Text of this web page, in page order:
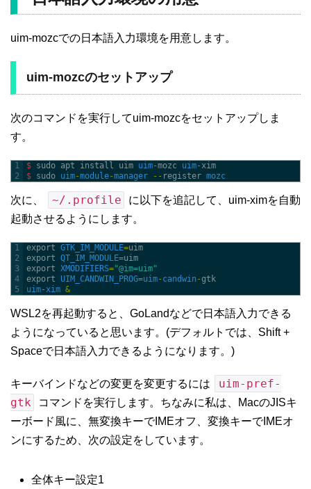
uim-mozcでの日本語入力環境を用意します。
uim-mozcのセットアップ
次のコマンドを実行してuim-mozcをセットアップしま
す。
1
2
$ sudo apt install uim uim-mozc uim- xim
$ sudo uim-module-manager -- register mozc
次に、 ~/.profile
に以下を追記して、uim-ximを自動
起動させるようにします。
1
2
3
4
5
export GTK_IM_MODULE=uim
export QT_IM_MODULE=uim
export XMODIFIERS="@im=uim"
export UIM_CANDWIN_PROG=uim- candwin-gtk
uim- xim &
WSL2を再起動すると、GoLandなどで日本語入力できる
ようになっていると思います。(デフォルトでは、Shift +
Spaceで日本語入力できるようになります。)
キーバインドなどの変更を変更するには
uim-pref-
gtk
コマンドを実行します。ちなみに私は、MacのJISキ
ーボード風に、無変換キーでIMEオフ、変換キーでIMEオ
ンにするため、次の設定をしています。
全体キー設定1